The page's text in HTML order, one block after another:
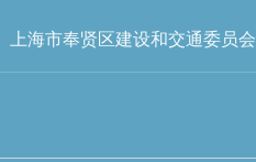
上海市奉贤区建设和交通委员会